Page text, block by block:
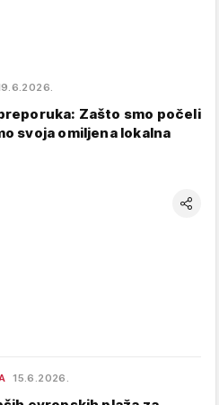
Zašto smo počeli
svoja omiljena lokalna
15.6.2026.